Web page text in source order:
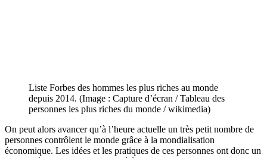
Liste Forbes des hommes les plus riches au monde
depuis 2014. (Image : Capture d’écran / Tableau des
personnes les plus riches du monde / wikimedia)
On peut alors avancer qu’à l’heure actuelle un très petit nombre de
personnes contrôlent le monde grâce à la mondialisation
économique. Les idées et les pratiques de ces personnes ont donc un